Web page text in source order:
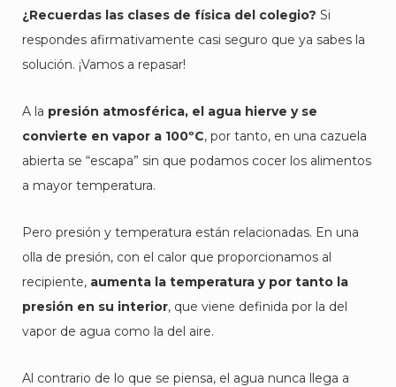
¿Recuerdas las clases de física del colegio? Si
respondes afirmativamente casi seguro que ya sabes la
solución. ¡Vamos a repasar!
A la presión atmosférica, el agua hierve y se
convierte en vapor a 100ºC, por tanto, en una cazuela
abierta se “escapa” sin que podamos cocer los alimentos
a mayor temperatura.
Pero presión y temperatura están relacionadas. En una
olla de presión, con el calor que proporcionamos al
recipiente, aumenta la temperatura y por tanto la
presión en su interior, que viene definida por la del
vapor de agua como la del aire.
Al contrario de lo que se piensa, el agua nunca llega a